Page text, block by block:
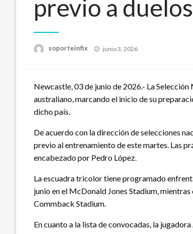
previo a
soporteinfix
Publicado
junio 3, 2026
Newcastle, 03 de junio de 2026.- La
australiano, marcando el inicio de su
dicho país.
De acuerdo con la dirección de selecciones
previo al entrenamiento de este martes. Las
encabezado por Pedro López.
La escuadra tricolor tiene programado
junio en el McDonald Jones Stadium,
Commback Stadium.
En cuanto a la lista de convocadas, la